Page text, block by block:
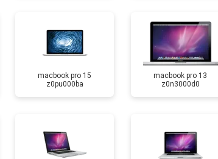
macbook pro 15
z0pu000ba
macbook pro 13
z0n3000d0